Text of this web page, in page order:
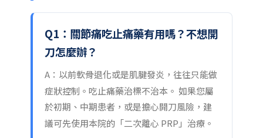
Q1：關節痛吃止痛藥有用嗎？不想開
刀怎麼辦？
A：以前軟骨退化或是肌腱發炎，往往只能做
症狀控制。吃止痛藥治標不治本。 如果您屬
於初期、中期患者，或是擔心開刀風險，建
議可先使用本院的「二次離心 PRP」治療。